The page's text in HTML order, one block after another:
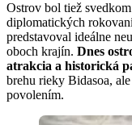
Ostrov bol tiež
diplomatických
predstavoval ideálne
oboch krajín. Dnes
atrakcia a historická
brehu rieky Bidasoa,
povolením.